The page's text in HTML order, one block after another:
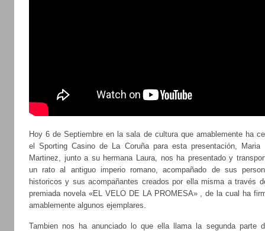
Hoy 6 de Septiembre en la sala de cultura que amablemente ha
el Sporting Casino de La Coruña para esta presentación, Maria
Martinez, junto a su hermana Laura, nos ha presentado y
un rato al antiguo imperio romano, acompañado de sus
historicos y sus acompañantes creados por ella misma a través
premiada novela «EL VELO DE LA PROMESA» , de la cual ha
amablemente algunos ejemplares.
Tambien nos ha anunciado lo que ella llama la segunda parte